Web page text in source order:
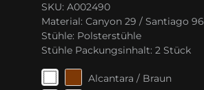
SKU: A002490
Material: Canyon 29 / Santiago 96
Stühle: Polsterstühle
Stühle Packungsinhalt: 2 Stück
Alcantara / Braun